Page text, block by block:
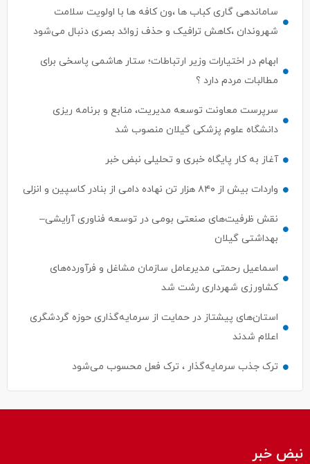
ساماندهی گاری کباب ها ،ون کافه ها با اولویت سلامت
شهروندان ،کاهش ترافیک و حذف زوائد بصری دنبال می‌شود
ابهام در اختیارات وزیر ارتباطات؛ ستار هاشمی پاسخی برای
مطالبات مردم دارد ؟
سرپرست معاونت توسعه مدیریت، منابع و برنامه ریزی
دانشگاه علوم پزشکی گیلان منصوب شد
آغاز به کار پایگاه خبری و تحلیلی نبض خبر
واردات بیش از ۸۴۰ هزار تن نهاده دامی از بنادر كاسپین و انزلی
نقش ظرفیت‌های صنعتی بومی در توسعه فناوری آرایشی–
بهداشتی گیلان
اسماعیل رحمتی مدیرعامل سازمان مشاغل و فرآورده‌های
کشاورزی شهرداری رشت شد
استان‌های پیشتاز در حمایت از سرمایه‌گذاری حوزه گردشگری
اعلام شدند
ترک جذب سرمایه‌گذار ، ترک فعل محسوب می‌شود
نبض خبر